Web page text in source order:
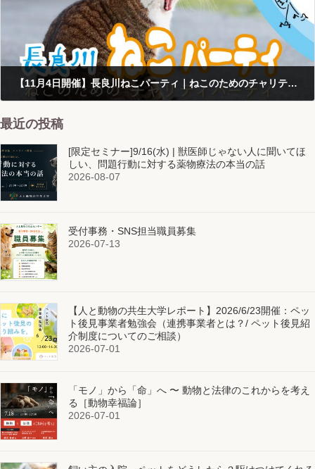
【11月4日開催】長良川ねこパーティ｜ねこのためのチャリティパーティ
最近の投稿
[限定セミナー]9/16(水) | 獣医師じゃない人に聞いてほ
しい、問題行動に対する薬物療法の本当の話
2026-08-07
受付事務・SNS担当職員募集
2026-07-13
【人と動物の共生大学レポート】2026/6/23開催：ペッ
ト後見事業者勉強会（連携事業者とは？/ ペット後見紹
介制度についてのご相談）
2026-07-01
「モノ」から「命」へ 〜 動物と法律のこれからを考え
る［動物幸福論］
2026-07-01